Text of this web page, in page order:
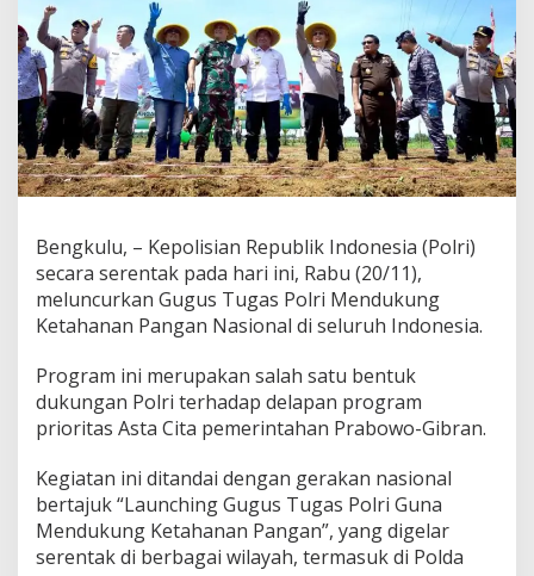
Bengkulu, – Kepolisian Republik Indonesia (Polri)
secara serentak pada hari ini, Rabu (20/11),
meluncurkan Gugus Tugas Polri Mendukung
Ketahanan Pangan Nasional di seluruh Indonesia.
Program ini merupakan salah satu bentuk
dukungan Polri terhadap delapan program
prioritas Asta Cita pemerintahan Prabowo-Gibran.
Kegiatan ini ditandai dengan gerakan nasional
bertajuk “Launching Gugus Tugas Polri Guna
Mendukung Ketahanan Pangan”, yang digelar
serentak di berbagai wilayah, termasuk di Polda